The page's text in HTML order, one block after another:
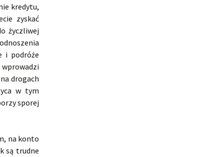
kredytu,
zyskać
życzliwej
i podróże
drogach
w tym
sporej
na konto
są trudne